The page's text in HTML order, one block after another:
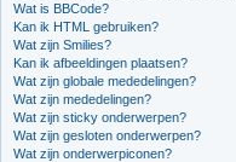
Wat is BBCode?
Kan ik HTML gebruiken?
Wat zijn Smilies?
Kan ik afbeeldingen plaatsen?
Wat zijn globale mededelingen?
Wat zijn mededelingen?
Wat zijn sticky onderwerpen?
Wat zijn gesloten onderwerpen?
Wat zijn onderwerpiconen?